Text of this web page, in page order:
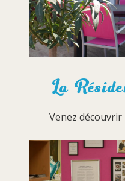
La
Venez découvrir